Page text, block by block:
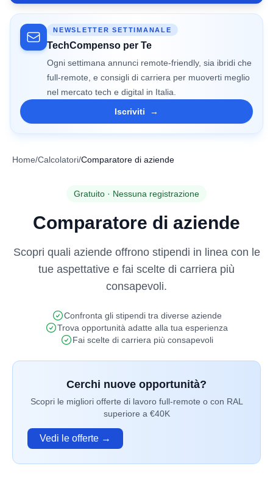
NEWSLETTER SETTIMANALE
TechCompenso per Te
Ogni settimana annunci remote-friendly, sia ibridi che
full-remote, e consigli di carriera per muoverti meglio
nel mercato tech e digital in Italia.
Iscriviti
→
Home/Calcolatori/Comparatore di aziende
Gratuito · Nessuna registrazione
Comparatore di aziende
Scopri quali aziende offrono stipendi in linea con le
tue aspettative e fai scelte di carriera più
consapevoli.
Confronta gli stipendi tra diverse aziende
Trova opportunità adatte alla tua esperienza
Fai scelte di carriera più consapevoli
Cerchi nuove opportunità?
Scopri le migliori offerte di lavoro full-remote o con RAL
superiore a €40K
Vedi le offerte →